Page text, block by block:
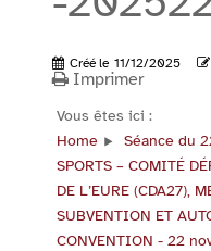
Créé le 11/12/2025
Imprimer
Vous êtes ici :
Home
Séance du
SPORTS – COMITÉ
DE L’EURE (CDA27),
SUBVENTION ET
CONVENTION - 22